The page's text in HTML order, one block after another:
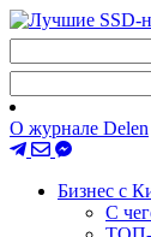
О журнале Delen
Бизнес с
С